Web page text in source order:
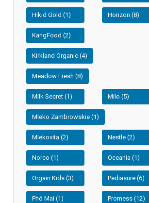
Hikid Gold (1) Horizon (8)
KangFood (2)
Kirkland Organic (4)
Meadow Fresh (8)
Milk Secret (1) Milo (5)
Mleko Zambrowskie (1)
Mlekovita (2) Nestle (2)
Norco (1) Oceania (1)
Orgain Kids (3) Pediasure (6)
Phô Mai (1) Promess (12)